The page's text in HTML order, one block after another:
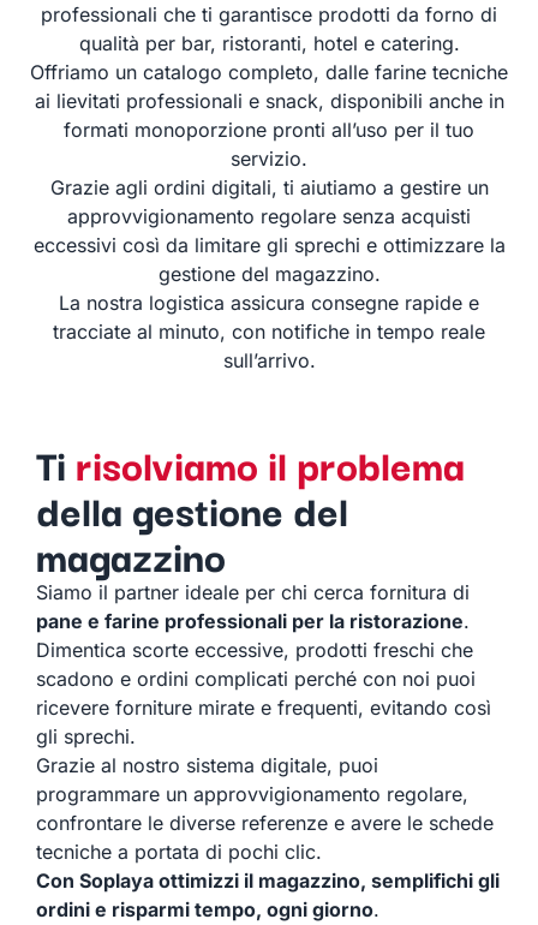
professionali che ti garantisce prodotti da forno di
qualità per bar, ristoranti, hotel e catering.
Offriamo un catalogo completo, dalle farine tecniche
ai lievitati professionali e snack, disponibili anche in
formati monoporzione pronti all’uso per il tuo
servizio.
Grazie agli ordini digitali, ti aiutiamo a gestire un
approvvigionamento regolare senza acquisti
eccessivi così da limitare gli sprechi e ottimizzare la
gestione del magazzino.
La nostra logistica assicura consegne rapide e
tracciate al minuto, con notifiche in tempo reale
sull’arrivo.
Tirisolviamo il problema
della gestione del
magazzino
Siamo il partner ideale per chi cerca fornitura di
pane e farine professionali per la ristorazione.
Dimentica scorte eccessive, prodotti freschi che
scadono e ordini complicati perché con noi puoi
ricevere forniture mirate e frequenti, evitando così
gli sprechi.
Grazie al nostro sistema digitale, puoi
programmare un approvvigionamento regolare,
confrontare le diverse referenze e avere le schede
tecniche a portata di pochi clic.
Con Soplaya ottimizzi il magazzino, semplifichi gli
ordini e risparmi tempo, ogni giorno.